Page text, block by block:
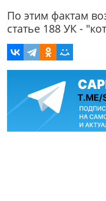
По этим фактам
статье 188 УК -